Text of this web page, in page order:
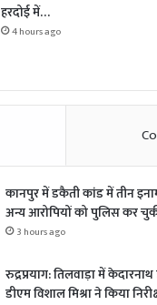
हरदोई में…
4 hours ago
कानपुर में डकैती कांड में तीन
अन्य आरोपियों को पुलिस कर
3 hours ago
रुद्रप्रयाग: तिलवाड़ा में
डीएम विशाल मिश्रा ने किया